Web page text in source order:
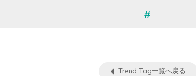
Trend Tag一覧へ戻る